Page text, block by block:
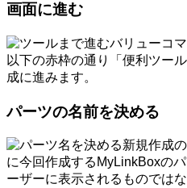
画面に進む
バリューコ
以下の赤枠の通り「便利ツ
成に進みます。
パーツの名前を決める
新規作成
に今回作成するMyLinkBoxの
ーザーに表示されるものでは